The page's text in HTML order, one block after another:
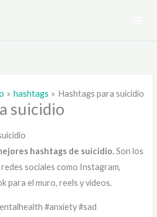
hashtags Hashtags para suicidio
suicidio
hashtags de suicidio.Son los
sociales como Instagram,
para el muro, reels y videos.
#anxiety #sad